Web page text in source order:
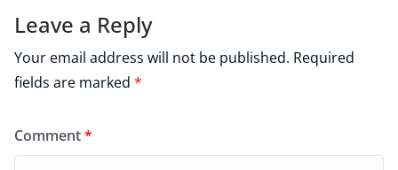
Leave a Reply
Your email address will not be published. Required
fields are marked *
Comment*